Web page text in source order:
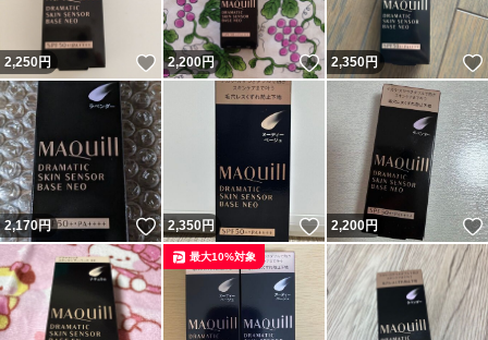
2,250円 いいね！
2,200円 いいね！
2,350円
2,170円 いいね！
2,350円 いいね！
2,200円
最大10%対象